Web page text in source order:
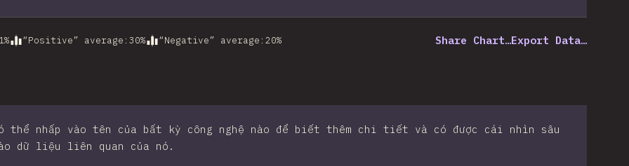
% “Positive” average : 30% “Negative” average : 20% Share Chart…Export Data…
thể nhấp vào tên của bất kỳ công nghệ nào để biết thêm chi tiết và có được cái nhìn sâu
dữ liệu liên quan của nó.